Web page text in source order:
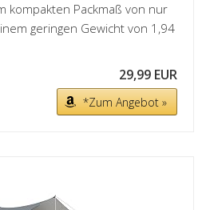
kompakten Packmaß von nur
geringen Gewicht von 1,94
29,99 EUR
*Zum Angebot »